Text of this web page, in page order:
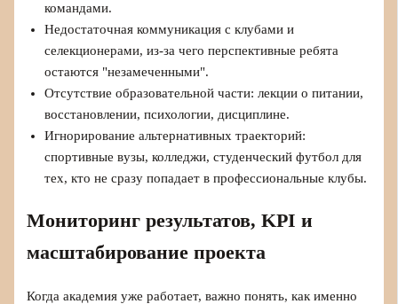
командами.
Недостаточная коммуникация с клубами и
селекционерами, из-за чего перспективные ребята
остаются "незамеченными".
Отсутствие образовательной части: лекции о питании,
восстановлении, психологии, дисциплине.
Игнорирование альтернативных траекторий:
спортивные вузы, колледжи, студенческий футбол для
тех, кто не сразу попадает в профессиональные клубы.
Мониторинг результатов, KPI и
масштабирование проекта
Когда академия уже работает, важно понять, как именно